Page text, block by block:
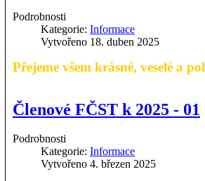
Podrobnosti
Kategorie: Informace
Vytvořeno 18. duben 2025
Přejeme všem krásné, veselé a
Členové FČST k 2025 - 01
Podrobnosti
Kategorie: Informace
Vytvořeno 4. březen 2025